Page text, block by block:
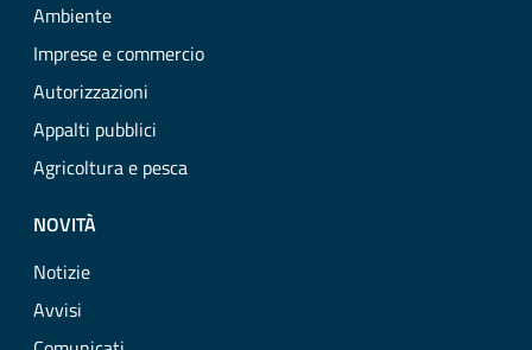
Ambiente
Imprese e commercio
Autorizzazioni
Appalti pubblici
Agricoltura e pesca
NOVITÀ
Notizie
Avvisi